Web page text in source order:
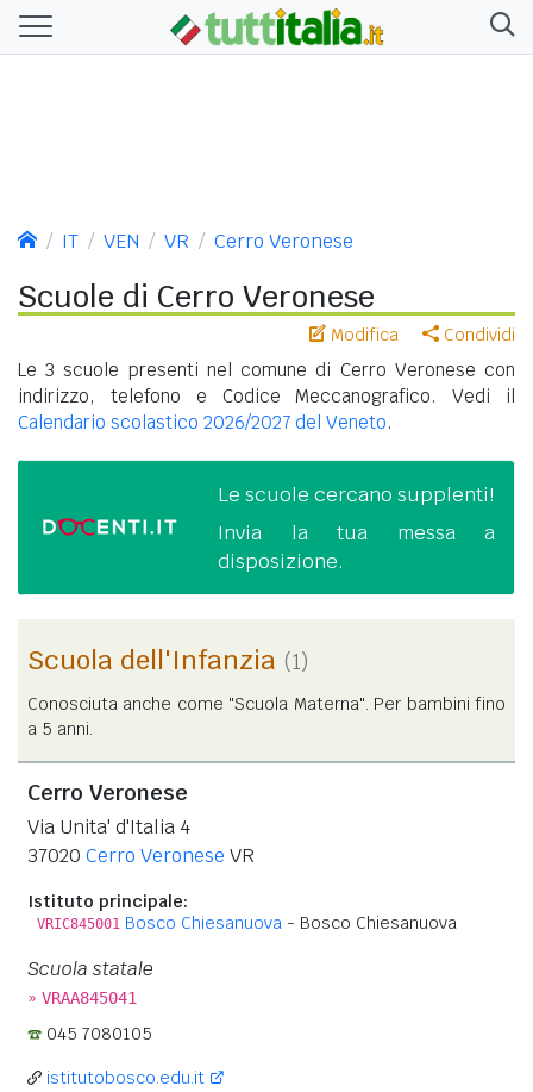
IT VEN VR Cerro Veronese
Scuole di Cerro Veronese
Modifica Condividi
Le 3 scuole presenti nel comune di Cerro Veronese con
indirizzo, telefono e Codice Meccanografico. Vedi il
Calendario scolastico 2026/2027 del Veneto.
Le scuole cercano supplenti!
Invia la tua messa a
disposizione.
Scuola dell'Infanzia (1)
Conosciuta anche come "Scuola Materna". Per bambini fino
a 5 anni.
Cerro Veronese
Via Unita' d'Italia 4
37020 Cerro Veronese VR
Istituto principale:
VRIC845001 Bosco Chiesanuova - Bosco Chiesanuova
Scuola statale
» VRAA845041
045 7080105
istitutobosco.edu.it